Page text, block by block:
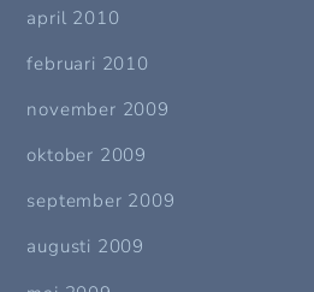
april 2010
februari 2010
november 2009
oktober 2009
september 2009
augusti 2009